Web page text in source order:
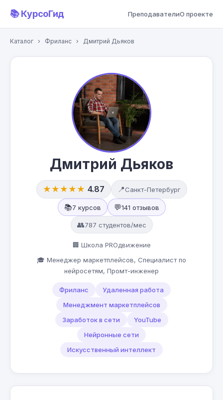
📚 КурсоГид ПреподавателиО проекте
Каталог › Фриланс › Дмитрий Дьяков
Дмитрий Дьяков
★★★★★ 4.87 📍Санкт-Петербург
📚7 курсов 💬141 отзывов
👥787 студентов/мес
🏢 Школа PROдвижение
🎓 Менеджер маркетплейсов, Специалист по
нейросетям, Промт-инженер
Фриланс
Удаленная работа
Менеджмент маркетплейсов
Заработок в сети
YouTube
Нейронные сети
Искусственный интеллект